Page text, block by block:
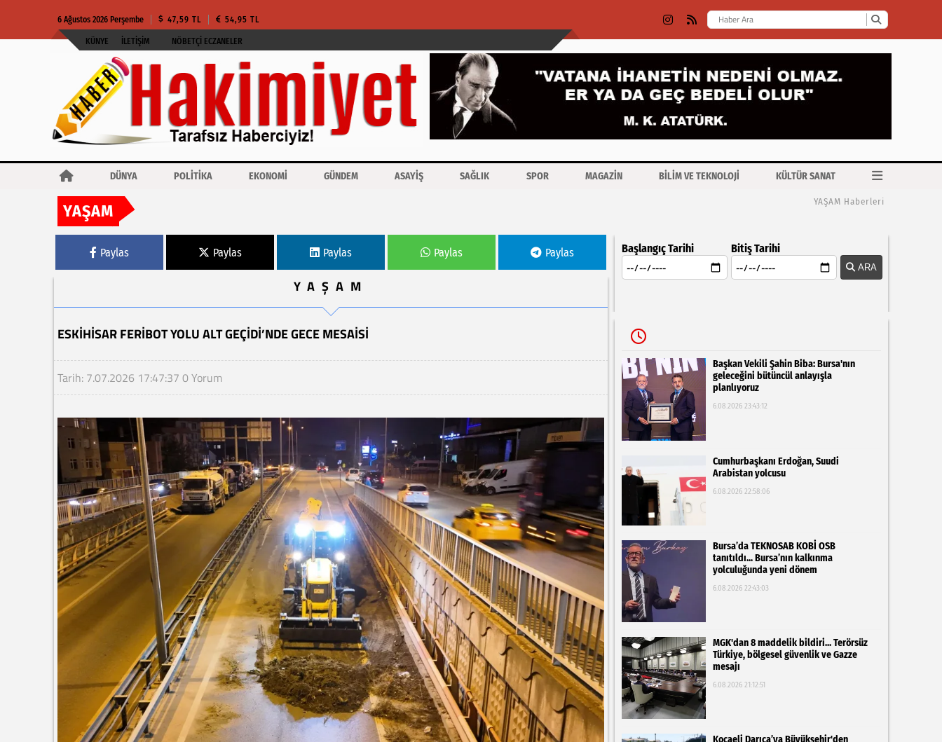
6 Ağustos 2026 Perşembe 47,59 TL 54,95 TL
KÜNYE İLETIŞIM NÖBETÇI ECZANELER
DÜNYA POLİTİKA EKONOMİ GÜNDEM ASAYİŞ SAĞLIK SPOR MAGAZİN BİLİM VE TEKNOLOJİ KÜLTÜR SANAT
YAŞAM YAŞAM Haberleri
Paylas Paylas Paylas Paylas Paylas
YAŞAM
ESKIHISAR FERIBOT YOLU ALT GEÇIDI’NDE GECE MESAISI
Tarih: 7.07.2026 17:47:37 0 Yorum
Başlangıç Tarihi Bitiş Tarihi
ARA
Başkan Vekili Şahin Biba: Bursa'nın
geleceğini bütüncül anlayışla
planlıyoruz
6.08.2026 23:43:12
Cumhurbaşkanı Erdoğan, Suudi
Arabistan yolcusu
6.08.2026 22:58:06
Bursa’da TEKNOSAB KOBİ OSB
tanıtıldı... Bursa’nın kalkınma
yolculuğunda yeni dönem
6.08.2026 22:43:03
MGK'dan 8 maddelik bildiri... Terörsüz
Türkiye, bölgesel güvenlik ve Gazze
mesajı
6.08.2026 21:12:51
Kocaeli Darıca’ya Büyükşehir'den